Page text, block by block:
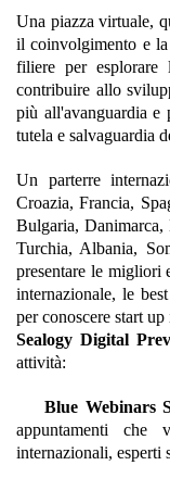
Una piazza virtuale,
il coinvolgimento e
filiere per esplorare
contribuire allo
più all'avanguardia e
tutela e salvaguardia
Un parterre
Croazia, Francia,
Bulgaria,
Turchia, Albania,
presentare le migliori
internazionale, le
per conoscere start
Sealogy Digital
attività:
Blue Webinars
appuntamenti che
internazionali, esperti